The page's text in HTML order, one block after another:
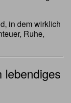
in dem wirklich
Ruhe,
lebendiges